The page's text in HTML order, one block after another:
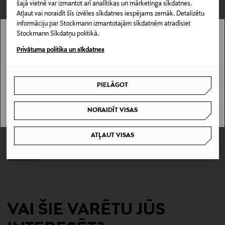
šajā vietnē var izmantot arī analītikas un mārketinga sīkdatnes.
Atļaut vai noraidīt šīs izvēles sīkdatnes iespējams zemāk. Detalizētu
informāciju par Stockmann izmantotajām sīkdatnēm atradīsiet
Stockmann Sīkdatņu politikā.
Privātuma politika un sīkdatnes
PIELĀGOT
NORAIDĪT VISAS
ATĻAUT VISAS
Materiāls
AROMĀTS, ŪDENS, SPIRTS
Izmērs
250 ml
Ražotājvalsts
ITĀLIJA
41REMKE
Selected Orange Tea difuzora uzpildes
pudele, 250 ml
OSMIA
Wild rose istabas aromāts, 250 ml
42,90 €
VAI ŠIE VARĒTU JŪS
Stockmann nav pieejams tavā valstī.